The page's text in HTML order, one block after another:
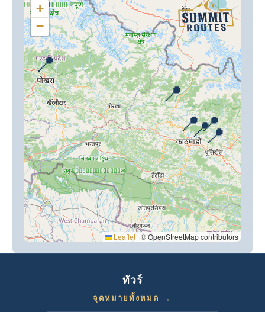
📍
📍
📍
📍📍
📍
+
−
Leaflet | © OpenStreetMap contributors
ทัวร์
จุดหมายทั้งหมด →